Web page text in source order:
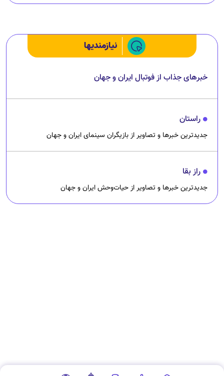
نیازمندیها
خبرهای جذاب از فوتبال ایران و جهان
راستان
جدیدترین خبرها و تصاویر از بازیگران سینمای ایران و جهان
راز بقا
جدیدترین خبرها و تصاویر از حیات‌وحش ایران و جهان